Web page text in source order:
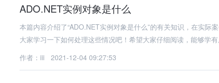
ADO.NET实例对象是什么
本篇内容介绍了“ADO.NET实例对象是什么”的有关知识，在实
大家学习一下如何处理这些情况吧！希望大家仔细阅读，能够学
作者：iii
2021-12-04 09:27:53